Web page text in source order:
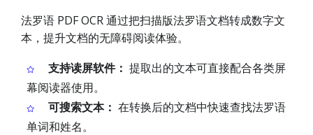
法罗语 PDF OCR 通过把扫描版法罗语文档转成数字文
本，提升文档的无障碍阅读体验。
支持读屏软件： 提取出的文本可直接配合各类屏
幕阅读器使用。
可搜索文本： 在转换后的文档中快速查找法罗语
单词和姓名。